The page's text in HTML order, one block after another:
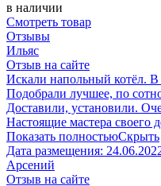
в наличии
Смотреть товар
Отзывы
Ильяс
Отзыв на сайте
Искали напольный котёл.
Подобрали лучшее, по
Доставили, установили.
Настоящие мастера своего
Показать полностьюСкрыть
Дата размещения:
Арсений
Отзыв на сайте